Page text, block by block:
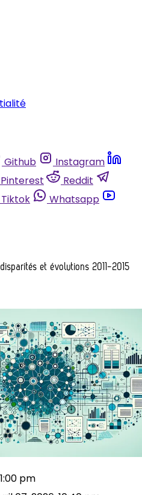
Github
Instagram
Pinterest
Reddit
Tiktok
Whatsapp
et évolutions 2011-2015
pm